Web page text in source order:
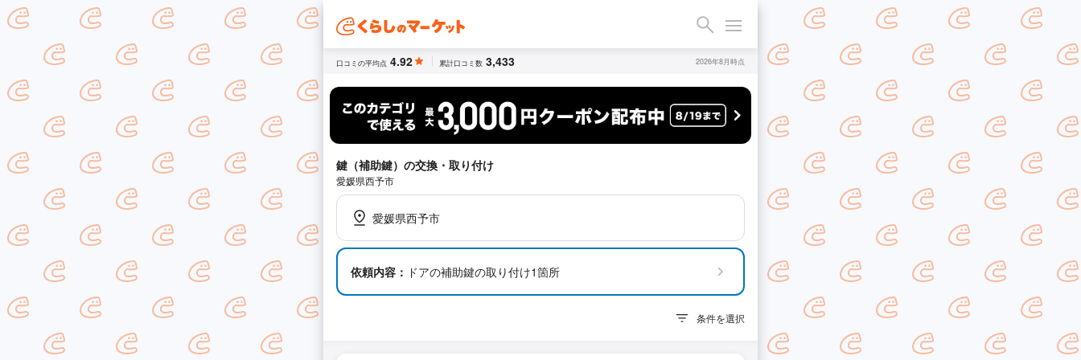
口コミの平均点 4.92 累計口コミ数 3,433 2026年8月時点
鍵（補助鍵）の交換・取り付け
愛媛県西予市
愛媛県西予市
依頼内容： ドアの補助鍵の取り付け1箇所
条件を選択